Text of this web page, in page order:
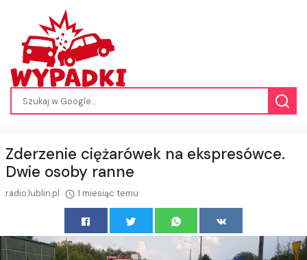
Zderzenie ciężarówek na ekspresówce.
Dwie osoby ranne
radio.lublin.pl 1 miesiąc temu